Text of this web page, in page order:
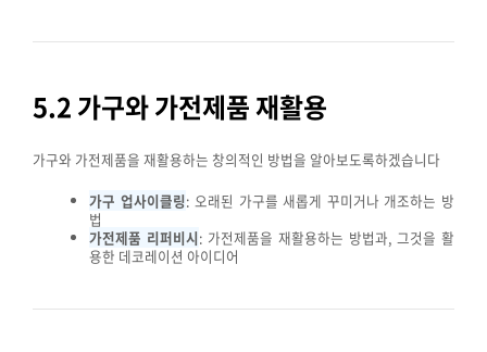
5.2 가구와 가전제품 재활용
가구와 가전제품을 재활용하는 창의적인 방법을 알아보도록하겠습니다
가구 업사이클링: 오래된 가구를 새롭게 꾸미거나 개조하는 방
법
가전제품 리퍼비시: 가전제품을 재활용하는 방법과, 그것을 활
용한 데코레이션 아이디어